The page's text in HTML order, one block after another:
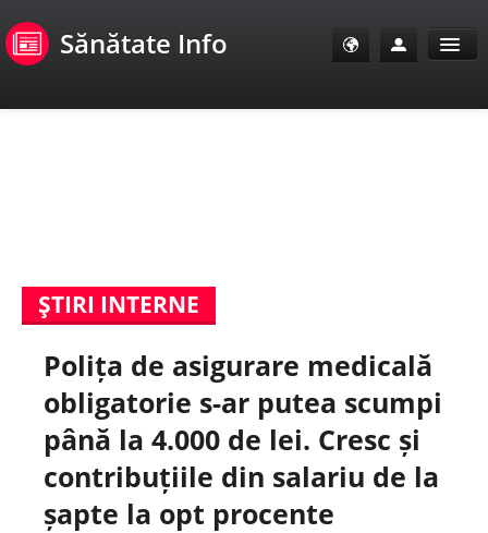
Sănătate Info
E-Sănătate Pacienți
E-Sănătate Medici
E-Sănătate Instituții
Tuberculoza Info
ŞTIRI INTERNE
Polița de asigurare medicală
obligatorie s-ar putea scumpi
până la 4.000 de lei. Cresc și
contribuțiile din salariu de la
șapte la opt procente